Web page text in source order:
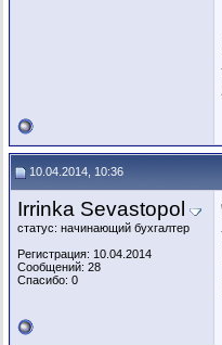
10.04.2014, 10:36
Irrinka Sevastopol
статус: начинающий бухгалтер
Регистрация: 10.04.2014
Сообщений: 28
Спасибо: 0